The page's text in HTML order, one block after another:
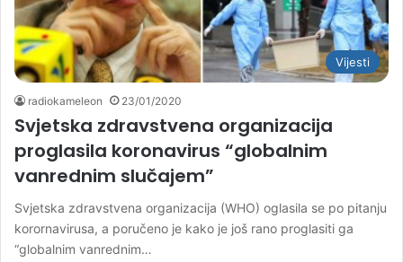
Vijesti
radiokameleon 23/01/2020
Svjetska zdravstvena organizacija
proglasila koronavirus “globalnim
vanrednim slučajem”
Svjetska zdravstvena organizacija (WHO) oglasila se po pitanju
korornavirusa, a poručeno je kako je još rano proglasiti ga
“globalnim vanrednim…